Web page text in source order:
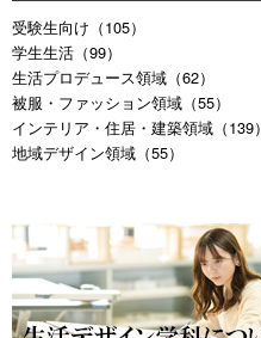
受験生向け（105）
学生生活（99）
生活プロデュース領域（62）
被服・ファッション領域（55）
インテリア・住居・建築領域（139）
地域デザイン領域（55）